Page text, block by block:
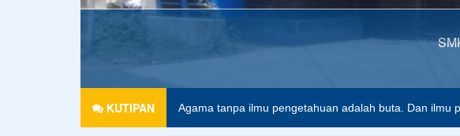
KUTIPAN Agama tanpa ilmu pengetahuan adalah buta. Dan ilmu